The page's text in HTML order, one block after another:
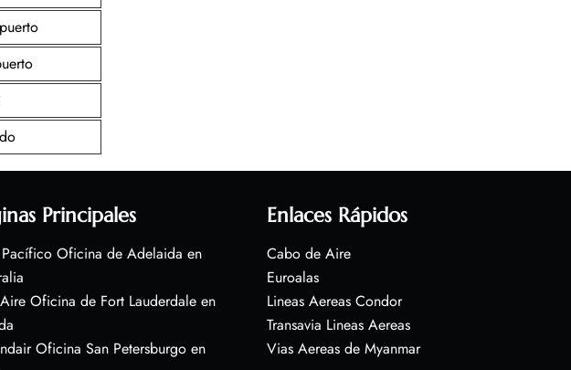
Principales
Oficina de Adelaida en
Oficina de Fort Lauderdale en
Oficina San Petersburgo en
Enlaces Rápidos
Cabo de Aire
Euroalas
Lineas Aereas Condor
Transavia Lineas Aereas
Vias Aereas de Myanmar